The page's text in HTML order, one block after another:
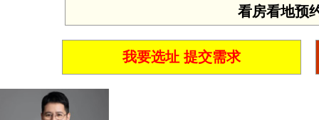
看房看地预
我要选址 提交需求